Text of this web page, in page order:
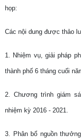
họp:
Các nội dung được thảo
1. Nhiệm vụ, giải pháp
thành phố 6 tháng cuối
2. Chương trình giám
nhiệm kỳ 2016 - 2021.
3. Phân bổ nguồn